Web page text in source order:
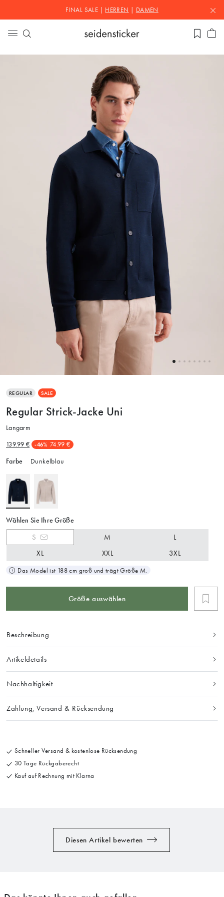
FINAL SALE | HERREN DAMEN
REGULAR SALE
Regular Strick-Jacke Uni
Langarm
139.99 € -46% 74.99 €
Farbe Dunkelblau
Wählen Sie Ihre Größe
S M
L
XL
XXL 3XL
Das Model ist 188 cm groß und trägt Größe M.
Größe auswählen
Beschreibung
Artikeldetails
Nachhaltigkeit
Zahlung, Versand & Rücksendung
Schneller Versand & kostenlose Rücksendung
30 Tage Rückgaberecht
Kauf auf Rechnung mit Klarna
Diesen Artikel bewerten